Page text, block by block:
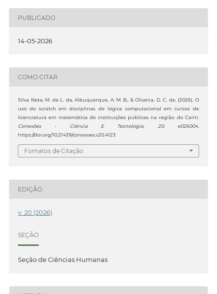
PUBLICADO
14-05-2026
COMO CITAR
Silva Neta, M. de L. da, Albuquerque, A. M. B., & Oliveira, D. C. de. (2026). O
uso do scratch em disciplinas de lógica computacional em cursos de
licenciatura em matemática de instituições públicas na região do Cariri.
Conexões - Ciência E Tecnologia, 20, e026004.
https://doi.org/10.21439/conexoes.v20.4123
Fomatos de Citação
EDIÇÃO
v. 20 (2026)
SEÇÃO
Seção de Ciências Humanas